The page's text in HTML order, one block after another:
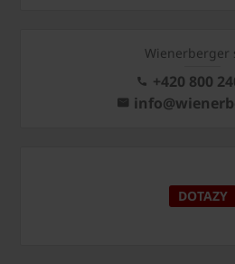
Wienerberger
+420 800
DOTAZY